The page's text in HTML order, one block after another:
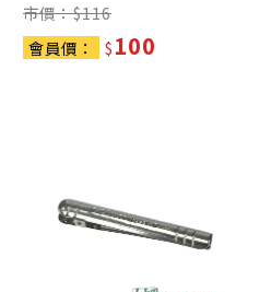
市價：$116
會員價：
$100